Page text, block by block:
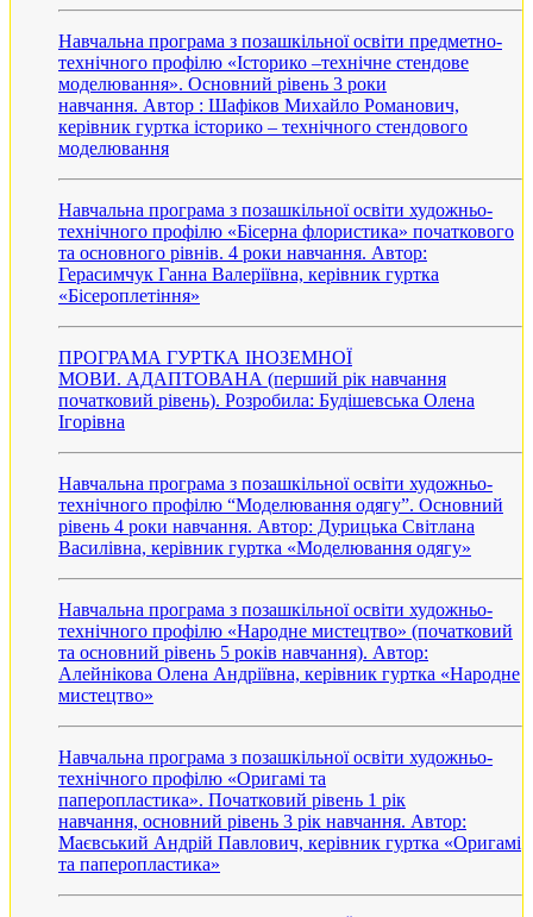
Навчальна програма з позашкільної освіти предметно-
технічного профілю «Історико –технічне стендове
моделювання». Основний рівень 3 роки
навчання. Автор : Шафіков Михайло Романович,
керівник гуртка історико – технічного стендового
моделювання
Навчальна програма з позашкільної освіти художньо-
технічного профілю «Бісерна флористика» початкового
та основного рівнів. 4 роки навчання. Автор:
Герасимчук Ганна Валеріївна, керівник гуртка
«Бісероплетіння»
ПРОГРАМА ГУРТКА ІНОЗЕМНОЇ
МОВИ. АДАПТОВАНА (перший рік навчання
початковий рівень). Розробила: Будішевська Олена
Ігорівна
Навчальна програма з позашкільної освіти художньо-
технічного профілю “Моделювання одягу”. Основний
рівень 4 роки навчання. Автор: Дурицька Світлана
Василівна, керівник гуртка «Моделювання одягу»
Навчальна програма з позашкільної освіти художньо-
технічного профілю «Народне мистецтво» (початковий
та основний рівень 5 років навчання). Автор:
Алейнікова Олена Андріївна, керівник гуртка «Народне
мистецтво»
Навчальна програма з позашкільної освіти художньо-
технічного профілю «Оригамі та
паперопластика». Початковий рівень 1 рік
навчання, основний рівень 3 рік навчання. Автор:
Маєвський Андрій Павлович, керівник гуртка «Оригамі
та паперопластика»